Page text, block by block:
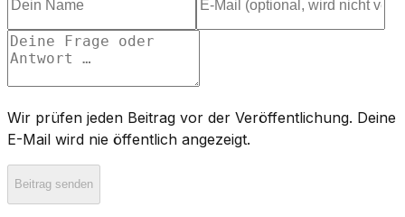
Wir prüfen jeden Beitrag vor der Veröffentlichung. Deine
E-Mail wird nie öffentlich angezeigt.
Beitrag senden